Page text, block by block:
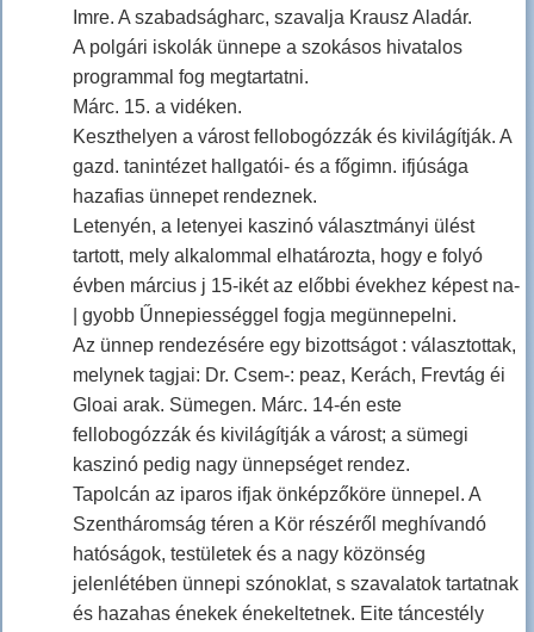
Imre. A szabadságharc, szavalja Krausz Aladár.
A polgári iskolák ünnepe a szokásos hivatalos
programmal fog megtartatni.
Márc. 15. a vidéken.
Keszthelyen a várost fellobogózzák és kivilágítják. A
gazd. tanintézet hallgatói- és a főgimn. ifjúsága
hazafias ünnepet rendeznek.
Letenyén, a letenyei kaszinó választmányi ülést
tartott, mely alkalommal elhatározta, hogy e folyó
évben március j 15-ikét az előbbi évekhez képest na-
| gyobb Űnnepiességgel fogja megünnepelni.
Az ünnep rendezésére egy bizottságot : választottak,
melynek tagjai: Dr. Csem-: peaz, Kerách, Frevtág éi
Gloai arak. Sümegen. Márc. 14-én este
fellobogózzák és kivilágítják a várost; a sümegi
kaszinó pedig nagy ünnepséget rendez.
Tapolcán az iparos ifjak önképzőköre ünnepel. A
Szentháromság téren a Kör részéről meghívandó
hatóságok, testületek és a nagy közönség
jelenlétében ünnepi szónoklat, s szavalatok tartatnak
és hazahas énekek énekeltetnek. Eite táncestély